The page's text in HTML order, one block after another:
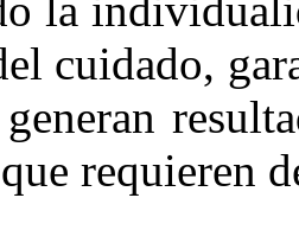
cuidado,
requieren